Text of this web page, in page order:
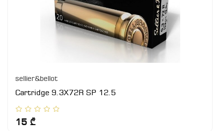
sellier&bellot
Cartridge 9.3X72R SP 12.5
15 ₾